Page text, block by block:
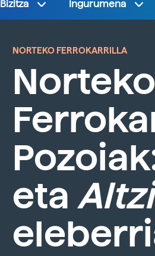
Bizitza Ingurumena
NORTEKO FERROKARRILLA
Norteko
eta